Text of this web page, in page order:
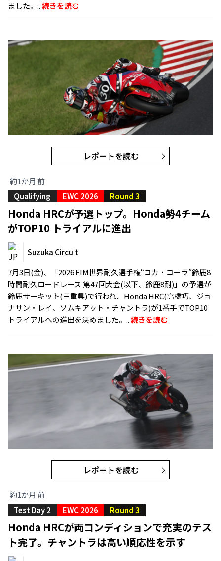
ました。..続きを読む
レポートを読む
約1か月 前
Qualifying
EWC 2026 Round 3
Honda HRCが予選トップ。Honda勢4チーム
がTOP10 トライアルに進出
Suzuka Circuit
7月3日(金)、「2026 FIM世界耐久選手権“コカ・コーラ”鈴鹿8
時間耐久ロードレース 第47回大会(以下、鈴鹿8耐)」の予選が
鈴鹿サーキット(三重県)で行われ、Honda HRC(高橋巧、ジョ
ナサン・レイ、ソムキアット・チャントラ)が1番手でTOP10
トライアルへの進出を決めました。..続きを読む
レポートを読む
約1か月 前
Test Day 2
EWC 2026 Round 3
Honda HRCが両コンディションで充実のテス
ト完了。チャントラは高い順応性を示す